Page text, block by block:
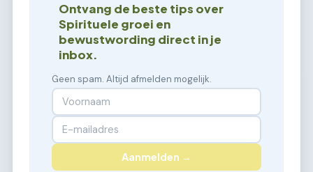
Ontvang de beste tips over
Spirituele groei en
bewustwording direct in je
inbox.
Geen spam. Altijd afmelden mogelijk.
Aanmelden →